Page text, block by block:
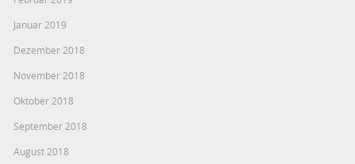
Januar 2019
Dezember 2018
November 2018
Oktober 2018
September 2018
August 2018